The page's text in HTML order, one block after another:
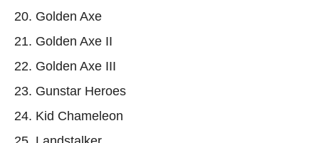
20. Golden Axe
21. Golden Axe II
22. Golden Axe III
23. Gunstar Heroes
24. Kid Chameleon